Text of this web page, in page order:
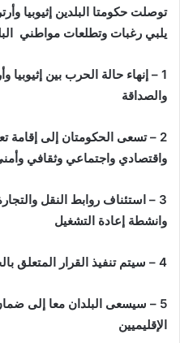
توصلت حكومتا البلدين إثيوبيا
يلبي رغبات وتطلعات مواطني
1 – إنهاء حالة الحرب بين
والصداقة
2 – تسعى الحكومتان إلى إقامة
واقتصادي واجتماعي وثقافي
3 – استئناف روابط النقل
وانشطة إعادة التشغيل
4 – سيتم تنفيذ القرار المتعلق بالحدود بين البلدين
5 – سيسعى البلدان معا إلى
الإقليميين